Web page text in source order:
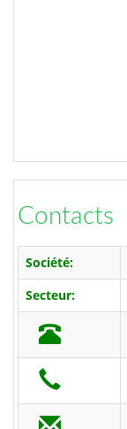
Contacts
Société:
Secteur: